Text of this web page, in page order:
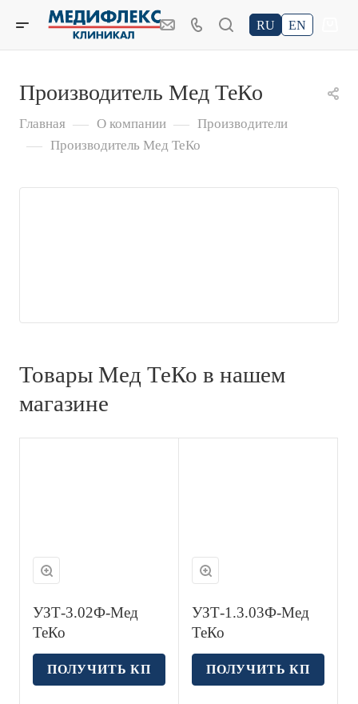
RU EN
Производитель Мед ТеКо
Главная — О компании — Производители
— Производитель Мед ТеКо
Товары Мед ТеКо в нашем
магазине
УЗТ-3.02Ф-Мед
ТеКо
ПОЛУЧИТЬ КП
УЗТ-1.3.03Ф-Мед
ТеКо
ПОЛУЧИТЬ КП